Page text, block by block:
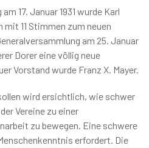
17. Januar 1931 wurde Karl
mit 11 Stimmen zum neuen
am 25. Januar
Dorer eine völlig neue
Vorstand wurde Franz X. Mayer.
wird ersichtlich, wie schwer
Vereine zu einer
zu bewegen. Eine schwere
erfordert. Die